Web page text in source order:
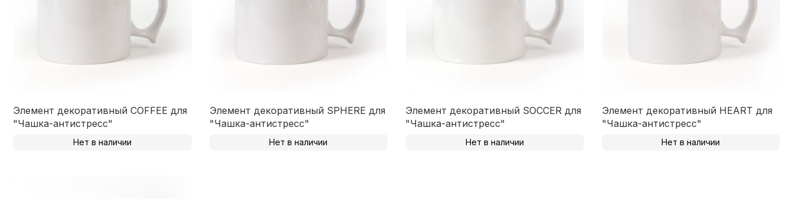
Элемент декоративный COFFEE для
"Чашка-антистресс"
Нет в наличии
Элемент декоративный SPHERE для
"Чашка-антистресс"
Нет в наличии
Элемент декоративный SOCCER для
"Чашка-антистресс"
Нет в наличии
Элемент декоративный HEART для
"Чашка-антистресс"
Нет в наличии